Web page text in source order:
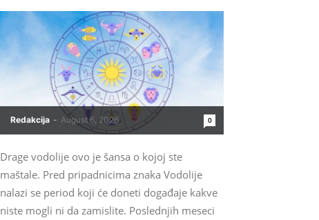
Redakcija - August 6, 2026 0
Drage vodolije ovo je šansa o kojoj ste
maštale. Pred pripadnicima znaka Vodolije
nalazi se period koji će doneti događaje kakve
niste mogli ni da zamislite. Poslednjih meseci